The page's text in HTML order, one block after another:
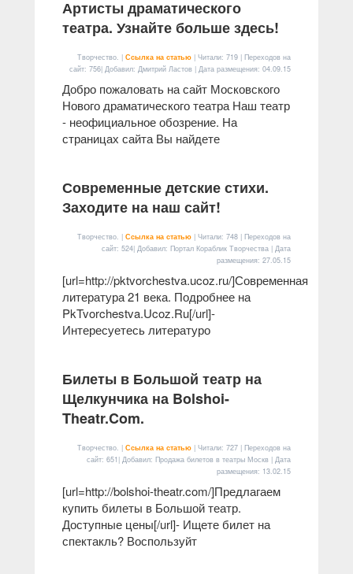
Артисты драматического
театра. Узнайте больше здесь!
Творчество. | Ссылка на статью | Читали: 719 | Переходов на
сайт: 756| Добавил: Дмитрий Ластов | Дата размещения: 04.09.15
Добро пожаловать на сайт Московского
Нового драматического театра Наш театр
- неофициальное обозрение. На
страницах сайта Вы найдете
Современные детские стихи.
Заходите на наш сайт!
Творчество. | Ссылка на статью | Читали: 748 | Переходов на
сайт: 524| Добавил: Портал Кораблик Творчества | Дата
размещения: 27.05.15
[url=http://pktvorchestva.ucoz.ru/]Современная
литература 21 века. Подробнее на
PkTvorchestva.Ucoz.Ru[/url]-
Интересуетесь литературо
Билеты в Большой театр на
Щелкунчика на Bolshoi-
Theatr.Com.
Творчество. | Ссылка на статью | Читали: 727 | Переходов на
сайт: 651| Добавил: Продажа билетов в театры Москв | Дата
размещения: 13.02.15
[url=http://bolshoi-theatr.com/]Предлагаем
купить билеты в Большой театр.
Доступные цены[/url]- Ищете билет на
спектакль? Воспользуйт